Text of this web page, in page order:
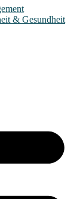
& Gesundheit